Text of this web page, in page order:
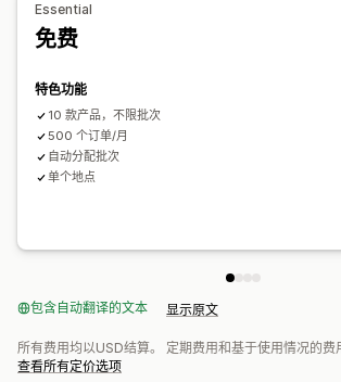
通知和分析
补货提醒
Essential
免费
特色功能
10 款产品，不限批次
500 个订单/月
自动分配批次
单个地点
包含自动翻译的文本 显示原文
所有费用均以USD结算。 定期费用和基于使用情况的费
查看所有定价选项